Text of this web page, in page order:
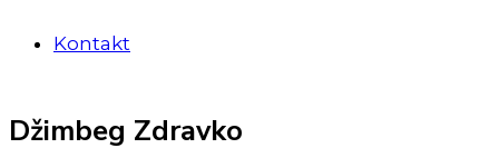
Kontakt
Džimbeg Zdravko